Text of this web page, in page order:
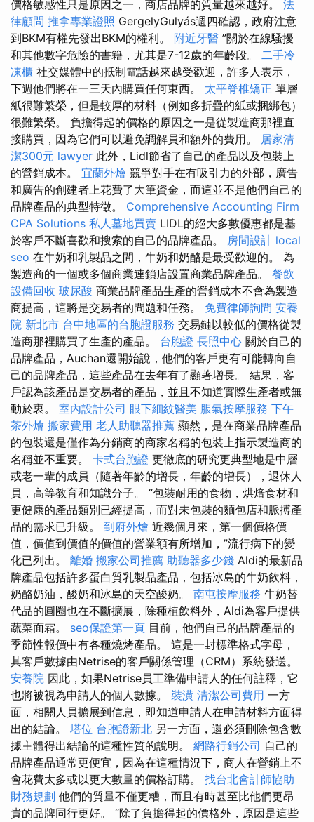
價格敏感性只是原因之一，商店品牌的質量越來越好。 法
律顧問 推拿專業證照 GergelyGulyás週四確認，政府注意
到BKM有權先發出BKM的權利。 附近牙醫 ”關於在線騷擾
和其他數字危險的書籍，尤其是7-12歲的年齡段。 二手冷
凍櫃 社交媒體中的抵制電話越來越受歡迎，許多人表示，
下週他們將在一三天內購買任何東西。 太平脊椎矯正 單層
紙很難繁榮，但是較厚的材料（例如多折疊的紙或捆綁包）
很難繁榮。 負擔得起的價格的原因之一是從製造商那裡直
接購買，因為它們可以避免調解員和額外的費用。 居家清
潔300元 lawyer 此外，Lidl節省了自己的產品以及包裝上
的營銷成本。 宜蘭外燴 競爭對手在有吸引力的外部，廣告
和廣告的創建者上花費了大筆資金，而這並不是他們自己的
品牌產品的典型特徵。 Comprehensive Accounting Firm
CPA Solutions 私人墓地買賣 LIDL的絕大多數優惠都是基
於客戶不斷喜歡和搜索的自己的品牌產品。 房間設計 local
seo 在牛奶和乳製品之間，牛奶和奶酪是最受歡迎的。 為
製造商的一個或多個商業連鎖店設置商業品牌產品。 餐飲
設備回收 玻尿酸 商業品牌產品生產的營銷成本不會為製造
商提高，這將是交易者的問題和任務。 免費律師詢問 安養
院 新北市 台中地區的台胞證服務 交易鏈以較低的價格從製
造商那裡購買了生產的產品。 台胞證 長照中心 關於自己的
品牌產品，Auchan還開始說，他們的客戶更有可能轉向自
己的品牌產品，這些產品在去年有了顯著增長。 結果，客
戶認為該產品是交易者的產品，並且不知道實際生產者或無
動於衷。 室內設計公司 眼下細紋醫美 脹氣按摩服務 下午
茶外燴 搬家費用 老人助聽器推薦 顯然，是在商業​​品牌產品
的包裝還是僅作為分銷商的商家名稱的包裝上指示製造商的
名稱並不重要。 卡式台胞證 更徹底的研究更典型地是中層
或老一輩的成員（隨著年齡的增長，年齡的增長），退休人
員，高等教育和知識分子。 “包裝耐用的食物，烘焙食材和
更健康的產品類別已經提高，而對未包裝的麵包店和脈搏產
品的需求已升級。 到府外燴 近幾個月來，第一個價格價
值，價值到價值的價值的營業額有所增加，”流行病下的變
化已列出。 離婚 搬家公司推薦 助聽器多少錢 Aldi的最新品
牌產品包括許多蛋白質乳製品產品，包括冰島的牛奶飲料，
奶酪奶油，酸奶和冰島的天空酸奶。 南屯按摩服務 牛奶替
代品的圓圈也在不斷擴展，除種植飲料外，Aldi為客戶提供
蔬菜面霜。 seo保證第一頁 目前，他們自己的品牌產品的
季節性報價中有各種燒烤產品。 這是一封標準格式字母，
其客戶數據由Netrise的客戶關係管理（CRM）系統發送。
安養院 因此，如果Netrise員工準備申請人的任何註釋，它
也將被視為申請人的個人數據。 裝潢 清潔公司費用 一方
面，相關人員擴展到信息，即知道申請人在申請材料方面得
出的結論。 塔位 台胞證新北 另一方面，還必須刪除包含數
據主體得出結論的這種性質的說明。 網路行銷公司 自己的
品牌產品通常更便宜，因為在這種情況下，商人在營銷上不
會花費太多或以更大數量的價格訂購。 找台北會計師協助
財務規劃 他們的質量不僅更糟，而且有時甚至比他們更昂
貴的品牌同行更好。 “除了負擔得起的價格外，原因是這些